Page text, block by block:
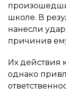
школе. В
нанесли
причинив
Их действия
однако